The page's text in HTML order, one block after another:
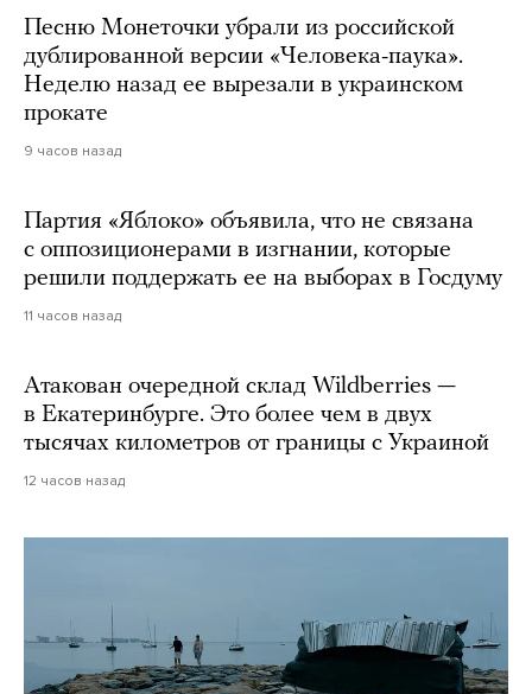
Песню Монеточки убрали из российской
дублированной версии «Человека-паука».
Неделю назад ее вырезали в украинском
прокате
9 часов назад
Партия «Яблоко» объявила, что не связана
с оппозиционерами в изгнании, которые
решили поддержать ее на выборах в Госдуму
11 часов назад
Атакован очередной склад Wildberries —
в Екатеринбурге. Это более чем в двух
тысячах километров от границы с Украиной
12 часов назад